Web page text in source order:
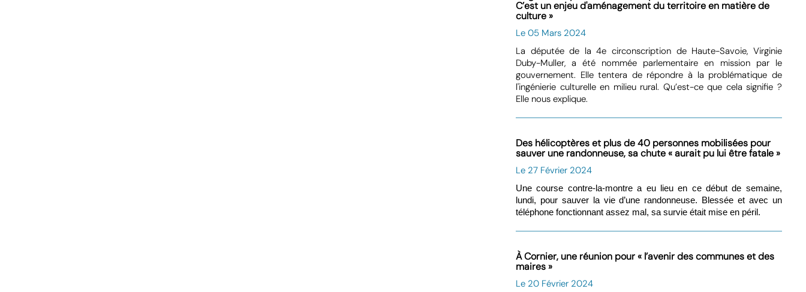
C’est un enjeu d'aménagement du territoire en matière de
culture »
Le 05 Mars 2024
La députée de la 4e circonscription de Haute-Savoie, Virginie
Duby-Muller, a été nommée parlementaire en mission par le
gouvernement. Elle tentera de répondre à la problématique de
l'ingénierie culturelle en milieu rural. Qu’est-ce que cela signifie ?
Elle nous explique.
Des hélicoptères et plus de 40 personnes mobilisées pour
sauver une randonneuse, sa chute « aurait pu lui être fatale »
Le 27 Février 2024
Une course contre-la-montre a eu lieu en ce début de semaine,
lundi, pour sauver la vie d’une randonneuse. Blessée et avec un
téléphone fonctionnant assez mal, sa survie était mise en péril.
À Cornier, une réunion pour « l’avenir des communes et des
maires »
Le 20 Février 2024